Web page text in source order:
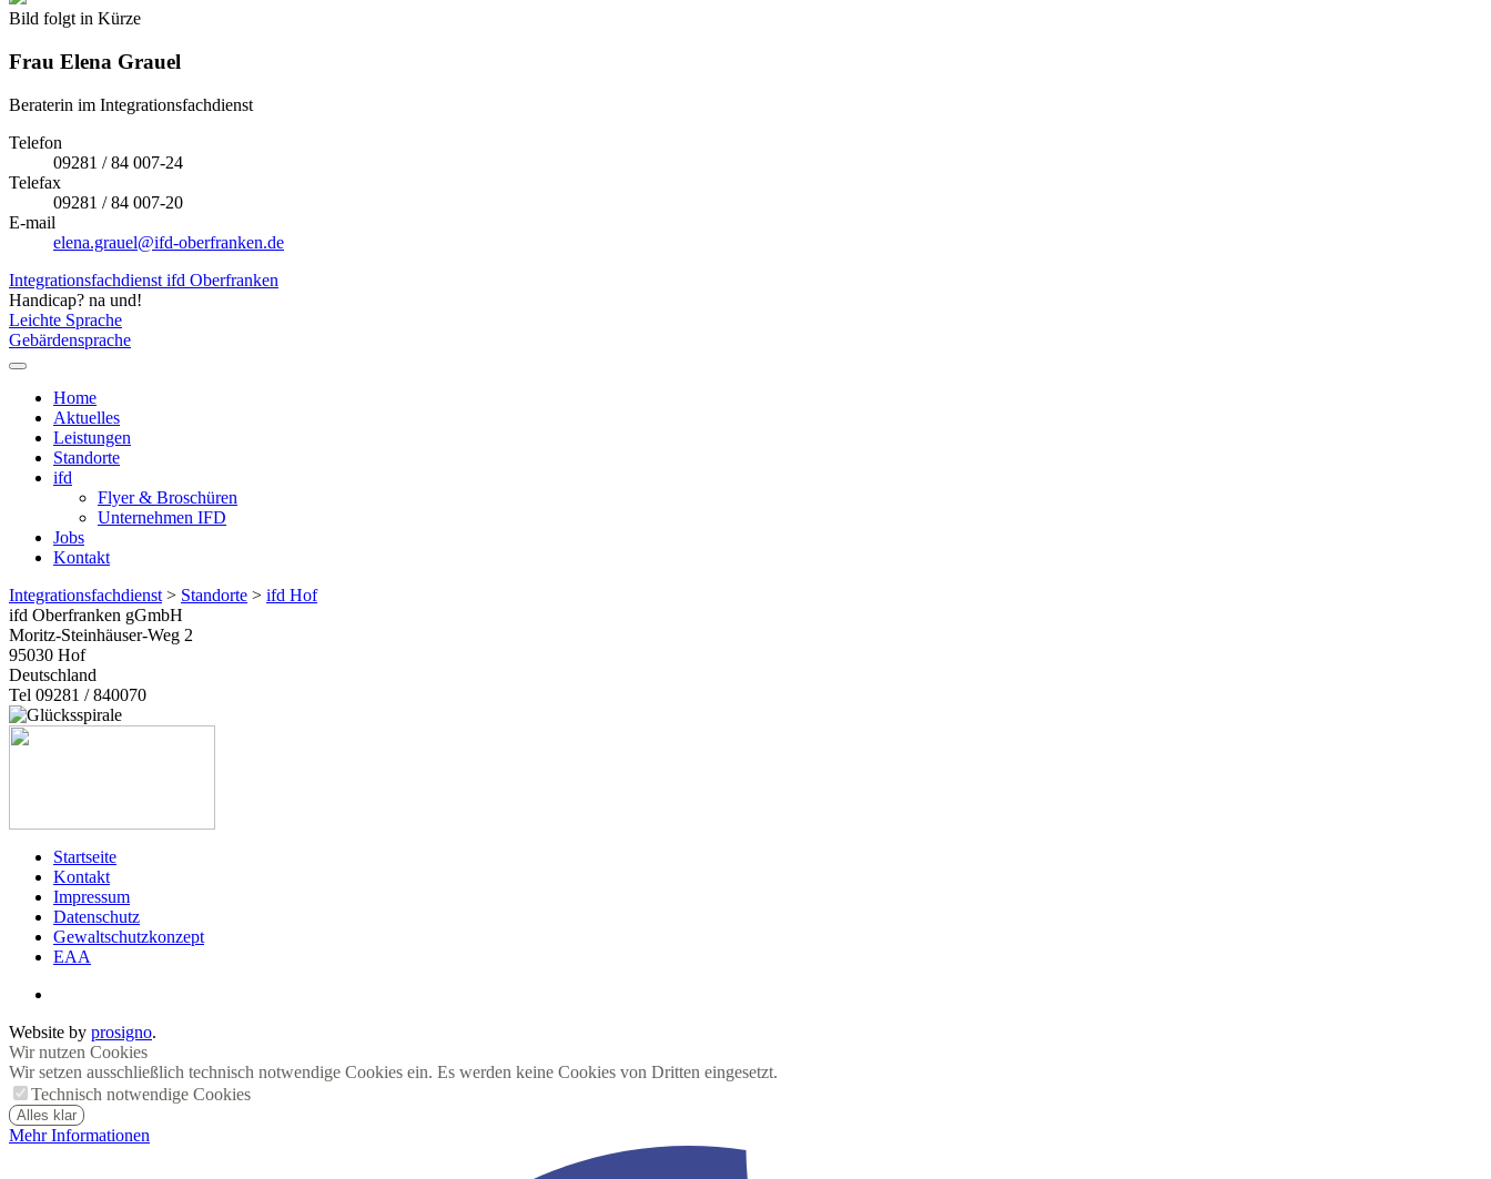
Bild folgt in Kürze
Frau Elena Grauel
Beraterin im Integrationsfachdienst
Telefon
09281 / 84 007-24
Telefax
09281 / 84 007-20
E-mail
elena.grauel@ifd-oberfranken.de
Integrationsfachdienst ifd Oberfranken
Handicap? na und!
Leichte Sprache
Gebärdensprache
Home
Aktuelles
Leistungen
Standorte
ifd
Flyer & Broschüren
Unternehmen IFD
Jobs
Kontakt
Integrationsfachdienst > Standorte > ifd Hof
ifd Oberfranken gGmbH
Moritz-Steinhäuser-Weg 2
95030 Hof
Deutschland
Tel 09281 / 840070
Startseite
Kontakt
Impressum
Datenschutz
Gewaltschutzkonzept
EAA
Website by prosigno.
Wir nutzen Cookies
Wir setzen ausschließlich technisch notwendige Cookies ein. Es werden keine Cookies von Dritten eingesetzt.
Technisch notwendige Cookies
Alles klar
Mehr Informationen